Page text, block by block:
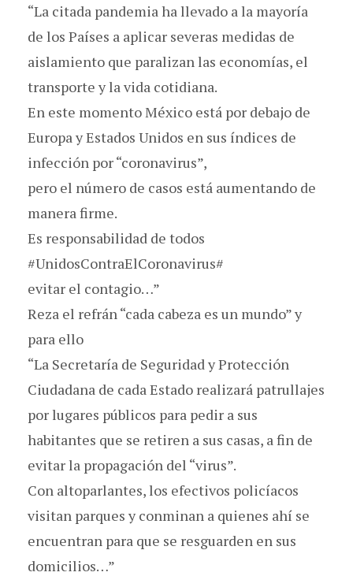
“La citada pandemia ha llevado a la mayoría
de los Países a aplicar severas medidas de
aislamiento que paralizan las economías, el
transporte y la vida cotidiana.
En este momento México está por debajo de
Europa y Estados Unidos en sus índices de
infección por “coronavirus”,
pero el número de casos está aumentando de
manera firme.
Es responsabilidad de todos
#UnidosContraElCoronavirus#
evitar el contagio…”
Reza el refrán “cada cabeza es un mundo” y
para ello
“La Secretaría de Seguridad y Protección
Ciudadana de cada Estado realizará patrullajes
por lugares públicos para pedir a sus
habitantes que se retiren a sus casas, a fin de
evitar la propagación del “virus”.
Con altoparlantes, los efectivos policíacos
visitan parques y conminan a quienes ahí se
encuentran para que se resguarden en sus
domicilios…”